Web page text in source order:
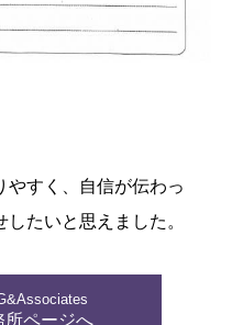
やすく、自信が伝わっ
たいと思えました。
所ページへ